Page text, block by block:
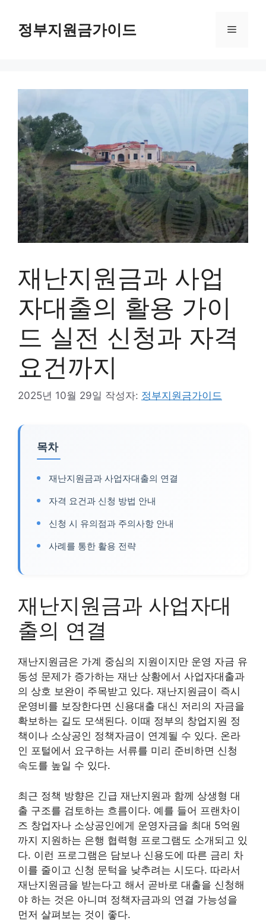
정부지원금가이드 메
재난지원금과 사업
자대출의 활용 가이
드 실전 신청과 자격
요건까지
2025년 10월 29일 작성자: 정부지원금가이드
목차
재난지원금과 사업자대출의 연결
자격 요건과 신청 방법 안내
신청 시 유의점과 주의사항 안내
사례를 통한 활용 전략
재난지원금과 사업자대
출의 연결
재난지원금은 가계 중심의 지원이지만 운영 자금 유
동성 문제가 증가하는 재난 상황에서 사업자대출과
의 상호 보완이 주목받고 있다. 재난지원금이 즉시
운영비를 보장한다면 신용대출 대신 저리의 자금을
확보하는 길도 모색된다. 이때 정부의 창업지원 정
책이나 소상공인 정책자금이 연계될 수 있다. 온라
인 포털에서 요구하는 서류를 미리 준비하면 신청
속도를 높일 수 있다.
최근 정책 방향은 긴급 재난지원과 함께 상생형 대
출 구조를 검토하는 흐름이다. 예를 들어 프랜차이
즈 창업자나 소상공인에게 운영자금을 최대 5억원
까지 지원하는 은행 협력형 프로그램도 소개되고 있
다. 이런 프로그램은 담보나 신용도에 따른 금리 차
이를 줄이고 신청 문턱을 낮추려는 시도다. 따라서
재난지원금을 받는다고 해서 곧바로 대출을 신청해
야 하는 것은 아니며 정책자금과의 연결 가능성을
먼저 살펴보는 것이 좋다.